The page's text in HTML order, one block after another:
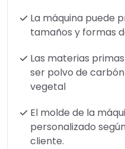
La máquina puede
tamaños y formas
Las materias
ser polvo de
vegetal
El molde de la
personalizado
cliente.